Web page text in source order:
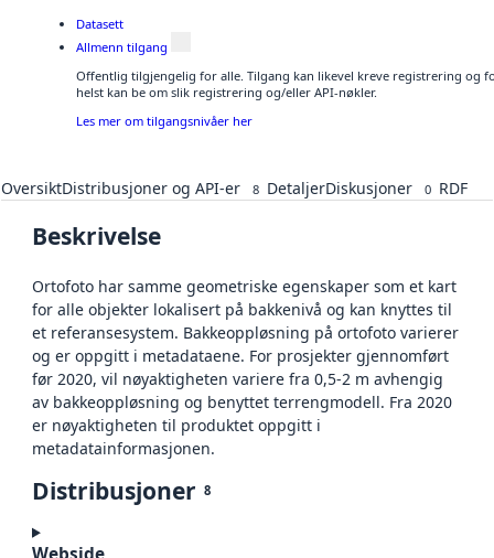
Datasett
Allmenn tilgang
Offentlig tilgjengelig for alle. Tilgang kan likevel kreve registrering og
helst kan be om slik registrering og/eller API-nøkler.
Les mer om tilgangsnivåer her
OversiktDistribusjoner og API-er 8 DetaljerDiskusjoner 0 RDF
Beskrivelse
Ortofoto har samme geometriske egenskaper som et kart
for alle objekter lokalisert på bakkenivå og kan knyttes til
et referansesystem. Bakkeoppløsning på ortofoto varierer
og er oppgitt i metadataene. For prosjekter gjennomført
før 2020, vil nøyaktigheten variere fra 0,5-2 m avhengig
av bakkeoppløsning og benyttet terrengmodell. Fra 2020
er nøyaktigheten til produktet oppgitt i
metadatainformasjonen.
Distribusjoner 8